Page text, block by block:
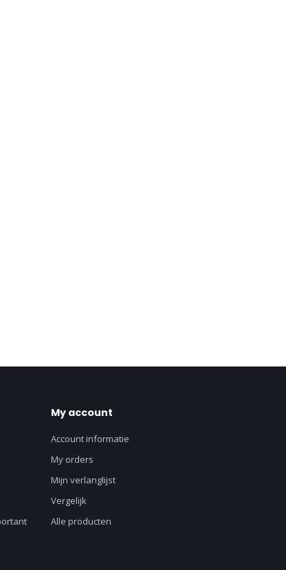
My account
Account informatie
My orders
Mijn verlanglijst
Vergelijk
Alle producten